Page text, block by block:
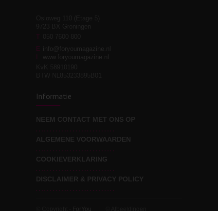
moeite!
Wat voor leider wil jij
zijn?
T
E info@foryoumagazine.nl
www.foryoumagazine.nl
Informatie
NEEM CONTACT MET ONS OP
ALGEMENE VOORWAARDEN
COOKIEVERKLARING
DISCLAIMER & PRIVACY POLICY
ForYou